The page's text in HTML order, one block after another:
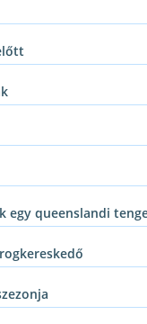
egy queenslandi